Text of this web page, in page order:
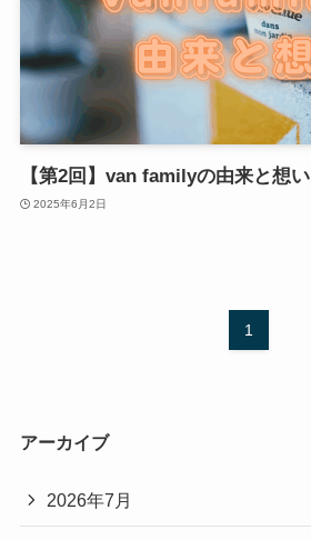
【第2回】van familyの由来と想
2025年6月2日
1
アーカイブ
2026年7月